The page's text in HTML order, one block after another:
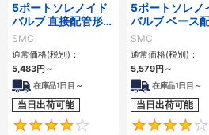
5ポートソレノイド
バルブ 直接配管形
単体 SY3000シリ
ーズ
SMC
通常価格(税別)：
5,483円 ～
在庫品1日目～
当日出荷可能
4
5ポートソレノ
バルブ ベース
単体 SY3000・
5000・7000・
9000シリーズ
SMC
通常価格(税別)：
5,579円 ～
在庫品1日目～
当日出荷可能